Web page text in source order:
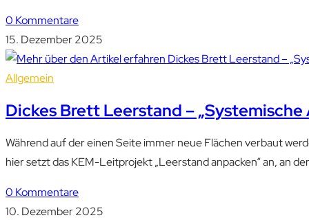
0 Kommentare
15. Dezember 2025
Allgemein
Dickes Brett Leerstand –
Während auf der einen Seite immer neue Flächen verbaut
hier setzt das KEM-Leitprojekt „Leerstand anpacken“ an, an
0 Kommentare
10. Dezember 2025